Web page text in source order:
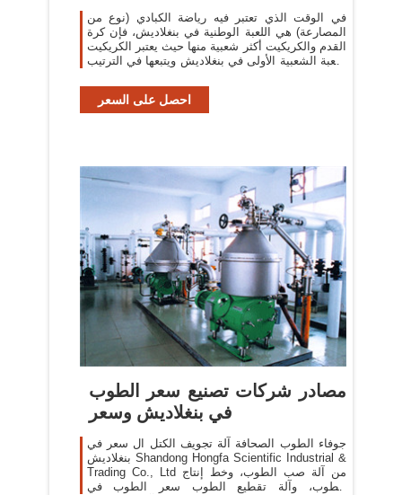
في الوقت الذي تعتبر فيه رياضة الكبادي (نوع من
المصارعة) هي اللعبة الوطنية في بنغلاديش، فإن كرة
القدم والكريكيت أكثر شعبية منها حيث يعتبر الكريكيت
اللعبة الشعبية الأولى في بنغلاديش ويتبعها في الترتيب
احصل على السعر
مصادر شركات تصنيع سعر الطوب
في بنغلاديش وسعر
جوفاء الطوب الصحافة آلة تجويف الكتل ال سعر في
بنغلاديش Shandong Hongfa Scientific Industrial &
Trading Co., Ltd من آلة صب الطوب، وخط إنتاج
الطوب، وآلة تقطيع الطوب سعر الطوب في